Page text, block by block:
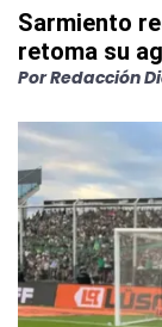
Sarmiento
retoma su
PorRedacción